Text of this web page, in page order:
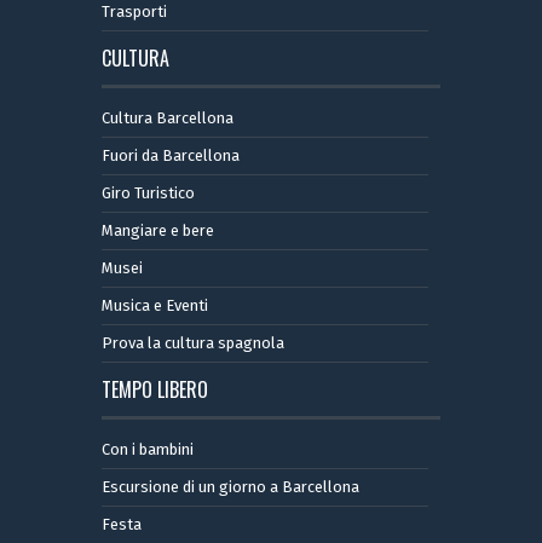
Trasporti
CULTURA
Cultura Barcellona
Fuori da Barcellona
Giro Turistico
Mangiare e bere
Musei
Musica e Eventi
Prova la cultura spagnola
TEMPO LIBERO
Con i bambini
Escursione di un giorno a Barcellona
Festa